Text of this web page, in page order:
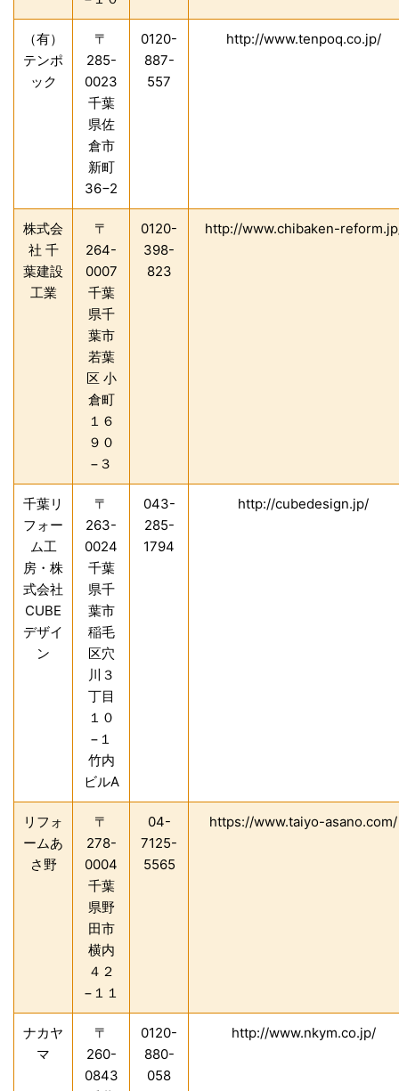
（有）
テンポ
ック
〒
285-
0023
千葉
県佐
倉市
新町
36−2
0120-
887-
557
http://www.tenpoq.co.jp/
株式会
社 千
葉建設
工業
〒
264-
0007
千葉
県千
葉市
若葉
区 小
倉町
１６
９０
−３
0120-
398-
823
http://www.chibaken-
千葉リ
フォー
ム工
房・株
式会社
CUBE
デザイ
ン
〒
263-
0024
千葉
県千
葉市
稲毛
区穴
川３
丁目
１０
−１
竹内
ビルA
043-
285-
1794
http://cubedesign.jp/
リフォ
ームあ
さ野
〒
278-
0004
千葉
県野
田市
横内
４２
−１１
04-
7125-
5565
https://www.taiyo-asano.com/
ナカヤ
マ
〒
260-
0843
0120-
880-
058
http://www.nkym.co.jp/